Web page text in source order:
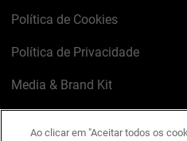
Política de Cookies
Política de Privacidade
Media & Brand Kit
Ao clicar em "Aceitar todos os